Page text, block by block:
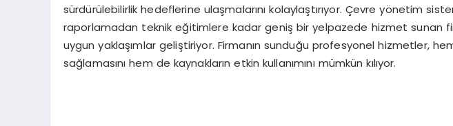
sürdürülebilirlik hedeflerine ulaşmalarını kolaylaştırıyor. Çevre yönetim
raporlamadan teknik eğitimlere kadar geniş bir yelpazede hizmet sunan
uygun yaklaşımlar geliştiriyor. Firmanın sunduğu profesyonel hizmetler,
sağlamasını hem de kaynakların etkin kullanımını mümkün kılıyor.